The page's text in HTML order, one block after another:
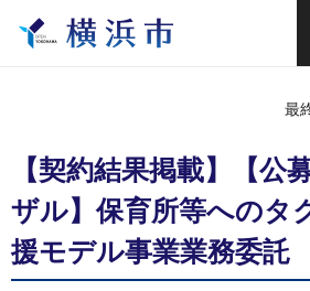
最
【契約結果掲載】【公
ザル】保育所等へのタ
援モデル事業業務委託